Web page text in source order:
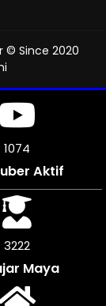
© Since 2020
1201
Aktif
3603
Maya